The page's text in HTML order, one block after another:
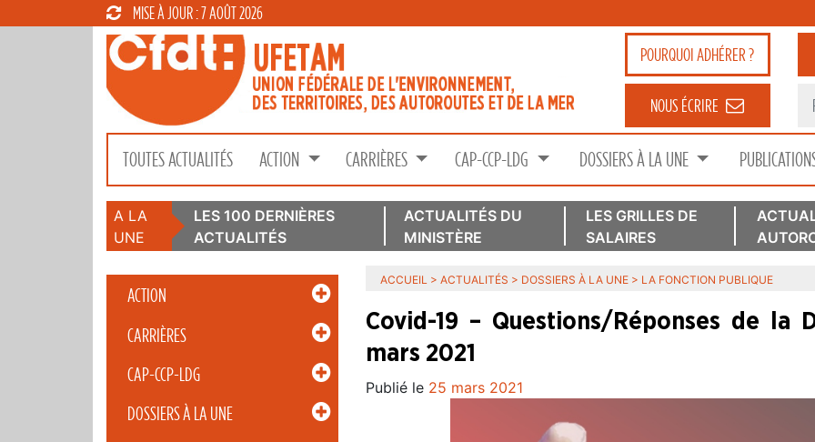
MISE À JOUR : 7 AOÛT 2026
POURQUOIADHÉRER ?
NOUS ÉCRIRE
TOUTES ACTUALITÉS ACTION CARRIÈRES CAP-CCP-LDG DOSSIERS À LA UNE
A LA
UNE
LES 100 DERNIÈRES
ACTUALITÉS
ACTUALITÉS DU
MINISTÈRE
LES GRILLES DE
SALAIRES
ACTION
CARRIÈRES
CAP-CCP-LDG
DOSSIERS À LA UNE
ACCUEIL > ACTUALITÉS > DOSSIERS À LA UNE > LA FONCTION PUBLIQUE
Covid-19 – Questions/Réponses de la
mars 2021
Publié le 25 mars 2021